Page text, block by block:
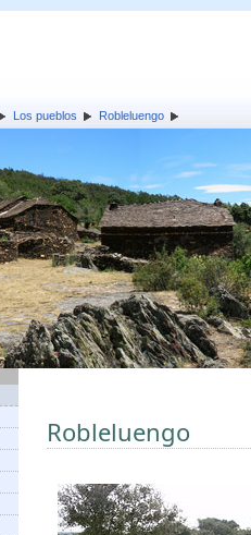
Los pueblos Robleluengo
Robleluengo